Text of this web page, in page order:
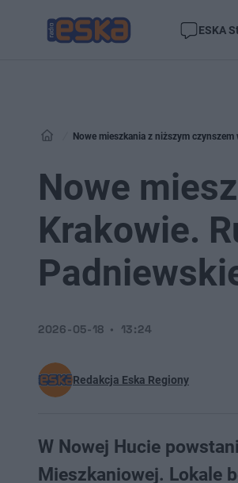
ESKA
Nowe mieszkania z niższym
Nowe
Krakowie.
Redakcja Eska Regiony
2026-05-18 13:24
W Nowej Hucie
Mieszkaniowej. Lokale